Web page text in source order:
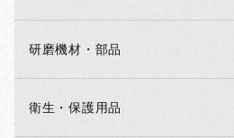
研磨機材・部品
衛生・保護用品